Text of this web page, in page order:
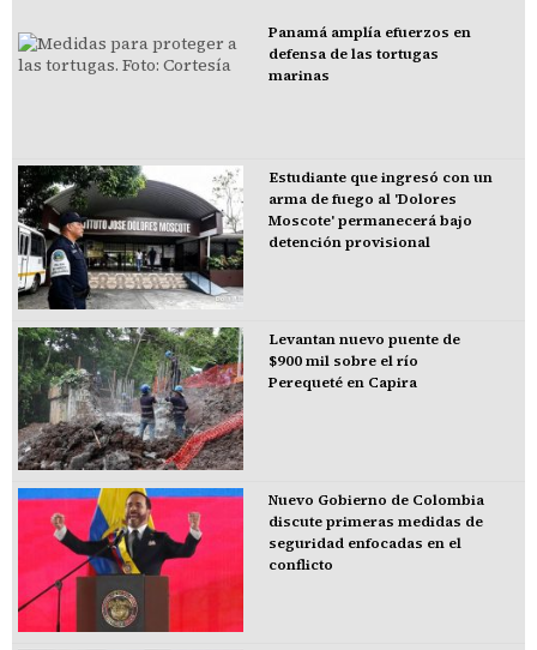
Panamá amplía efuerzos en
defensa de las tortugas
marinas
Estudiante que ingresó con un
arma de fuego al 'Dolores
Moscote' permanecerá bajo
detención provisional
Levantan nuevo puente de
$900 mil sobre el río
Perequeté en Capira
Nuevo Gobierno de Colombia
discute primeras medidas de
seguridad enfocadas en el
conflicto